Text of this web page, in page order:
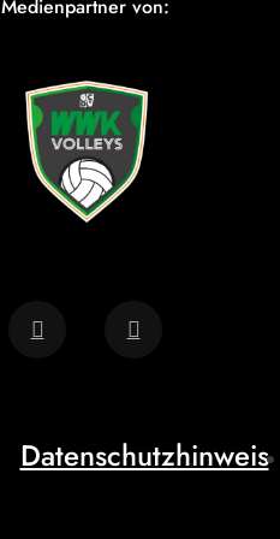
Medienpartner von:
Datenschutzhinweis